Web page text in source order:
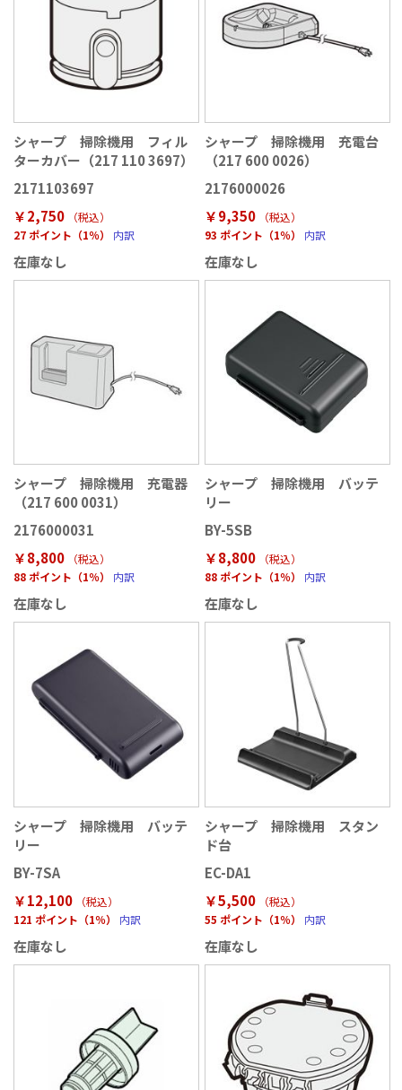
シャープ 掃除機用 フィル
ターカバー（217 110 3697）
2171103697
￥2,750
（税込）
27 ポイント（1％）
内訳
在庫なし
シャープ 掃除機用 充電台
（217 600 0026）
2176000026
￥9,350
（税込）
93 ポイント（1％）
内訳
在庫なし
シャープ 掃除機用 充電器
（217 600 0031）
2176000031
￥8,800
（税込）
88 ポイント（1％）
内訳
在庫なし
シャープ 掃除機用 バッテ
リー
BY-5SB
￥8,800
（税込）
88 ポイント（1％）
内訳
在庫なし
シャープ 掃除機用 バッテ
リー
BY-7SA
￥12,100
（税込）
121 ポイント（1％）
内訳
在庫なし
シャープ 掃除機用 スタン
ド台
EC-DA1
￥5,500
（税込）
55 ポイント（1％）
内訳
在庫なし